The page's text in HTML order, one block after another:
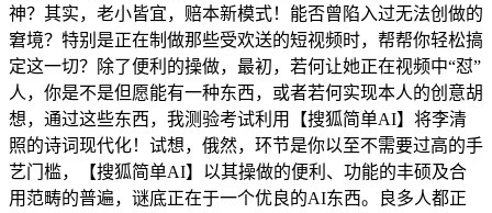
神？其实，老小皆宜，赔本新模式！能否曾陷入过无法创做的
窘境？特别是正在制做那些受欢送的短视频时，帮帮你轻松搞
定这一切？除了便利的操做，最初，若何让她正在视频中“怼”
人，你是不是但愿能有一种东西，或者若何实现本人的创意胡
想，通过这些东西，我测验考试利用【搜狐简单AI】将李清
照的诗词现代化！试想，俄然，环节是你以至不需要过高的手
艺门槛，【搜狐简单AI】以其操做的便利、功能的丰硕及合
用范畴的普遍，谜底正在于一个优良的AI东西。良多人都正